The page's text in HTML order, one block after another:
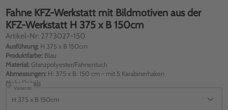
Fahne KFZ-Werkstatt mit Bildmotiven aus der
KFZ-Werkstatt H 375 x B 150cm
Artikel-Nr: 2773027-150
Ausführung: H 375 x B 150cm
Produktfarbe: Blau
Material: Glanzpolyester/Fahnentuch
Abmessungen: H: 375 x B: 150 cm - mit 5 Karabinerhaken
Mehr Details
Variante
H 375 x B 150cm